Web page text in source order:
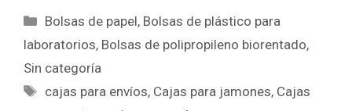
Categorías
Bolsas de papel, Bolsas de plástico para
laboratorios, Bolsas de polipropileno biorentado,
Sin categoría
Etiquetas
cajas para envíos, Cajas para jamones, Cajas